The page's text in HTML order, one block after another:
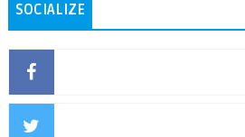
SOCIALIZE